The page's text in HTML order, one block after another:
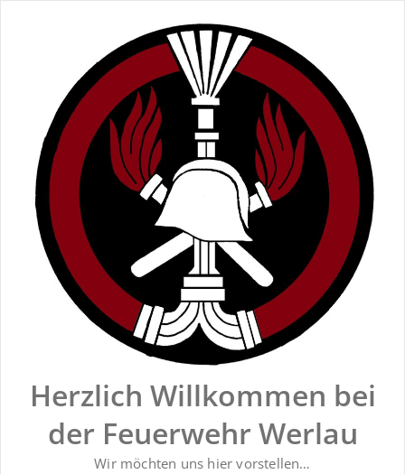
Herzlich Willkommen bei
der Feuerwehr Werlau
Wir möchten uns hier vorstellen…